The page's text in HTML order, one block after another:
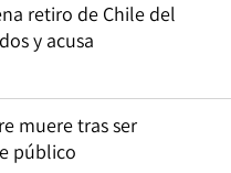
retiro de Chile del
y acusa
muere tras ser
público